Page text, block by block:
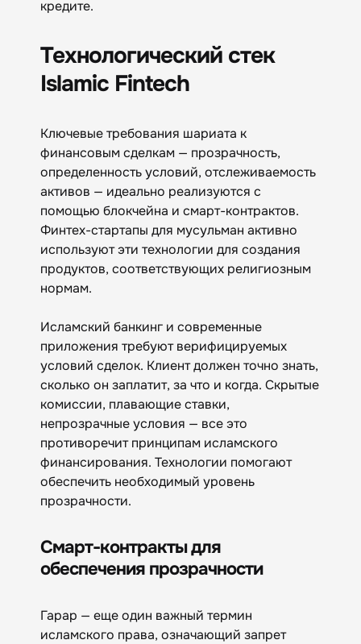
кредите.
Технологический стек
Islamic Fintech
Ключевые требования шариата к
финансовым сделкам — прозрачность,
определенность условий, отслеживаемость
активов — идеально реализуются с
помощью блокчейна и смарт-контрактов.
Финтех-стартапы для мусульман активно
используют эти технологии для создания
продуктов, соответствующих религиозным
нормам.
Исламский банкинг и современные
приложения требуют верифицируемых
условий сделок. Клиент должен точно знать,
сколько он заплатит, за что и когда. Скрытые
комиссии, плавающие ставки,
непрозрачные условия — все это
противоречит принципам исламского
финансирования. Технологии помогают
обеспечить необходимый уровень
прозрачности.
Смарт-контракты для
обеспечения прозрачности
Гарар — еще один важный термин
исламского права, означающий запрет